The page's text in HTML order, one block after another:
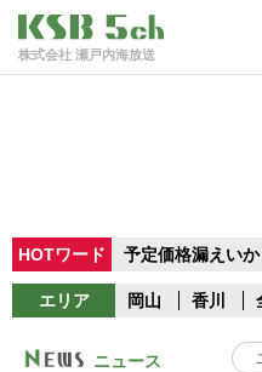
株式会社 瀬戸内海放送
HOTワード 予定価格漏えいか
エリア 岡山 香川
ニュース